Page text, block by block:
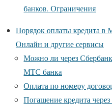
банков. Ограничения
Порядок оплаты кредита в
Онлайн и другие сервисы
Можно ли через
МТС банка
Оплата по номеру
Погашение кредита